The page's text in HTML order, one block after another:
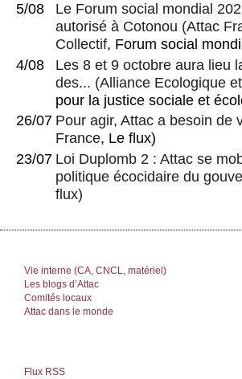
5/08
Le Forum social mondial
autorisé à Cotonou (Attac
Collectif, Forum social
4/08
Les 8 et 9 octobre aura lieu
des... (Alliance Ecologique
pour la justice sociale et
26/07 Pour agir, Attac a besoin de
France, Le flux)
23/07 Loi Duplomb 2 : Attac se
politique écocidaire du
flux)
Vie interne (CA, CNCL, matériel)
Les blogs d’Attac
Comités locaux
Attac dans le monde
Flux RSS